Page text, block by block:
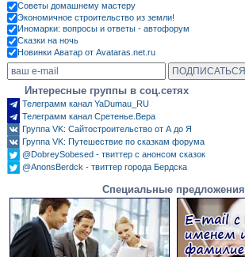
Советы домашнему мастеру
Экономичное строительство из земли!
Иномарки: вопросы и ответы - автофорум
Сказки на ночь
Новинки Аватар от Avataras.net.ru
Интересные группы в соц.сетях
Телеграмм канал YaDumau_RU
Телеграмм канал Сретенье.Вера
Группа VK: Сайтостроительство от А до Я
Группа VK: Путешествие по сказкам форума
@DobreySobesed - твиттер с анонсом сказок
@AnonsBerdck - твиттер города Бердска
Специальные предложения